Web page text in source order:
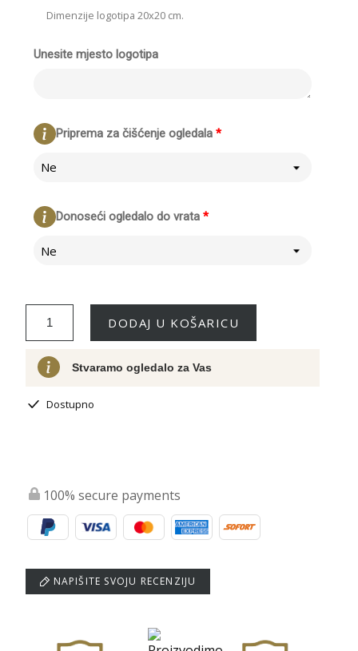
Dimenzije logotipa 20x20 cm.
Unesite mjesto logotipa
*
Priprema za čišćenje ogledala
Ne
*
Donoseći ogledalo do vrata
Ne
DODAJ U KOŠARICU
Stvaramo ogledalo za Vas
Dostupno
100% secure payments
NAPIŠITE SVOJU RECENZIJU